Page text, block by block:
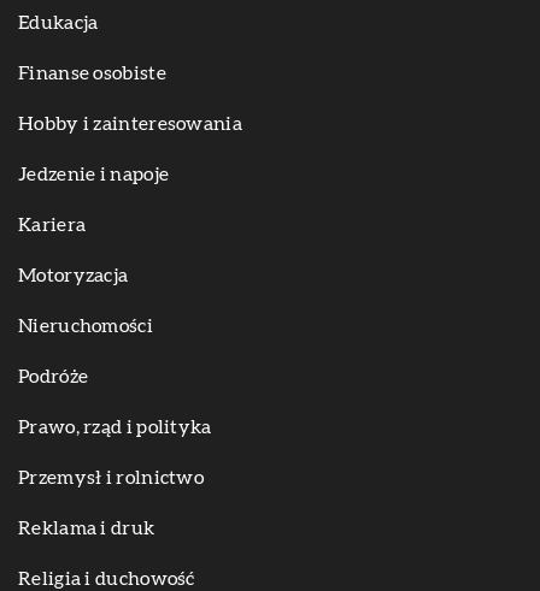
Edukacja
Finanse osobiste
Hobby i zainteresowania
Jedzenie i napoje
Kariera
Motoryzacja
Nieruchomości
Podróże
Prawo, rząd i polityka
Przemysł i rolnictwo
Reklama i druk
Religia i duchowość